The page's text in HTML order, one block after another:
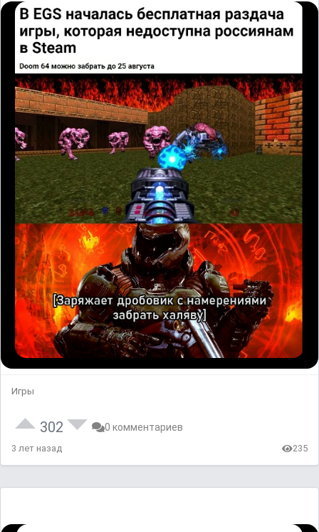
Игры
302 0 комментариев
3 лет назад 235